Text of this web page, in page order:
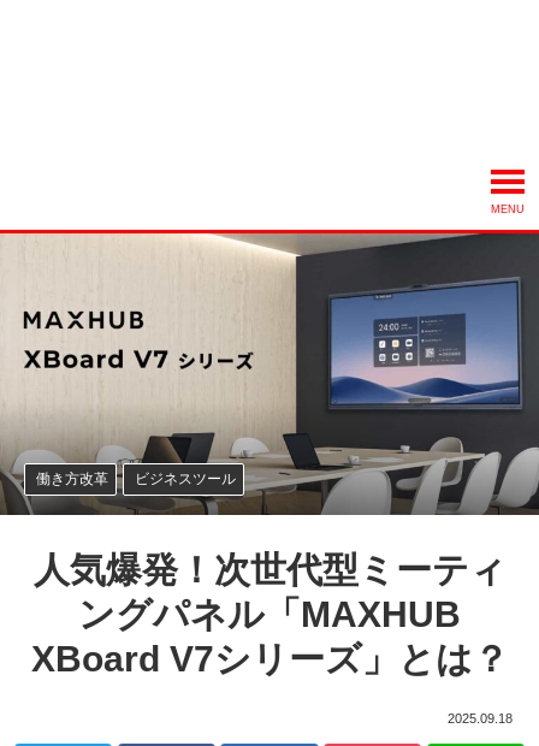
MENU
働き方改革 ビジネスツール
人気爆発！次世代型ミーティ
ングパネル「MAXHUB
XBoard V7シリーズ」とは？
2025.09.18